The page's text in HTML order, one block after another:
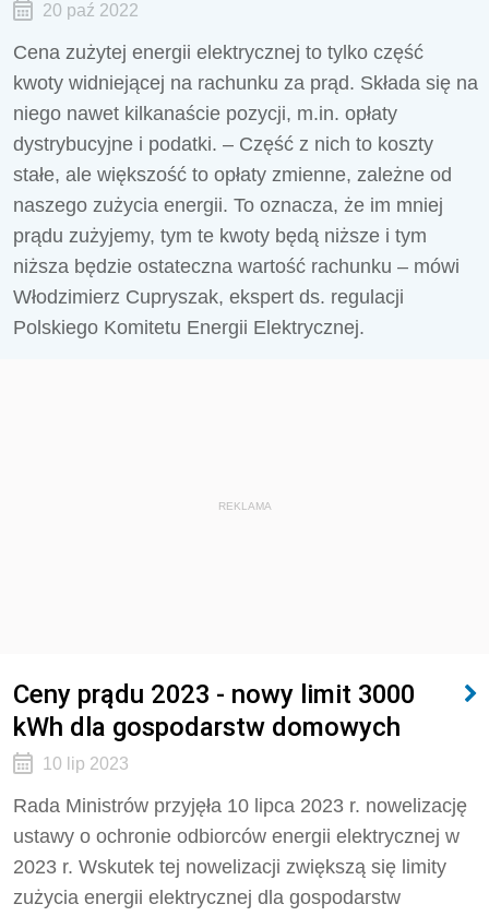
20 paź 2022
Cena zużytej energii elektrycznej to tylko część
kwoty widniejącej na rachunku za prąd. Składa się na
niego nawet kilkanaście pozycji, m.in. opłaty
dystrybucyjne i podatki. – Część z nich to koszty
stałe, ale większość to opłaty zmienne, zależne od
naszego zużycia energii. To oznacza, że im mniej
prądu zużyjemy, tym te kwoty będą niższe i tym
niższa będzie ostateczna wartość rachunku – mówi
Włodzimierz Cupryszak, ekspert ds. regulacji
Polskiego Komitetu Energii Elektrycznej.
REKLAMA
Ceny prądu 2023 - nowy limit 3000
kWh dla gospodarstw domowych
10 lip 2023
Rada Ministrów przyjęła 10 lipca 2023 r. nowelizację
ustawy o ochronie odbiorców energii elektrycznej w
2023 r. Wskutek tej nowelizacji zwiększą się limity
zużycia energii elektrycznej dla gospodarstw